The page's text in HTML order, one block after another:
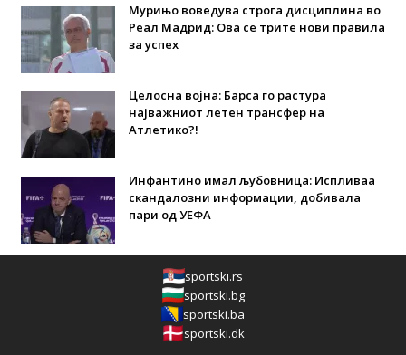
Мурињо воведува строга дисциплина во
Реал Мадрид: Ова се трите нови правила
за успех
Целосна војна: Барса го растура
најважниот летен трансфер на
Атлетико?!
Инфантино имал љубовница: Испливаа
скандалозни информации, добивала
пари од УЕФА
sportski.rs
sportski.bg
sportski.ba
sportski.dk